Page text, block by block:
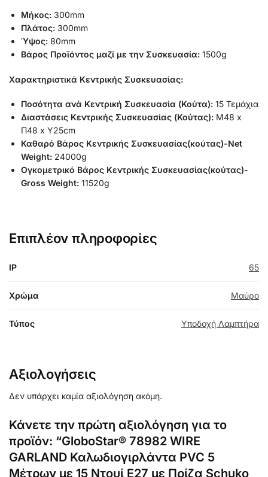
Μήκος: 300mm
Πλάτος: 300mm
Ύψος: 80mm
Βάρος Προϊόντος μαζί με την Συσκευασία: 1500g
Χαρακτηριστικά Κεντρικής Συσκευασίας:
Ποσότητα ανά Κεντρική Συσκευασία (Κούτα): 15 Τεμάχια
Διαστάσεις Κεντρικής Συσκευασίας (Κούτας): Μ48 x
Π48 x Υ25cm
Καθαρό Βάρος Κεντρικής Συσκευασίας(κούτας)-Net
Weight: 24000g
Ογκομετρικό Βάρος Κεντρικής Συσκευασίας(κούτας)-
Gross Weight: 11520g
Επιπλέον πληροφορίες
IP 65
Χρώμα Μαύρο
Τύπος Υποδοχή Λαμπτήρα
Αξιολογήσεις
Δεν υπάρχει καμία αξιολόγηση ακόμη.
Κάνετε την πρώτη αξιολόγηση για το
προϊόν: “GloboStar® 78982 WIRE
GARLAND Καλωδιογιρλάντα PVC 5
Μέτρων με 15 Ντουί E27 με Πρίζα Schuko